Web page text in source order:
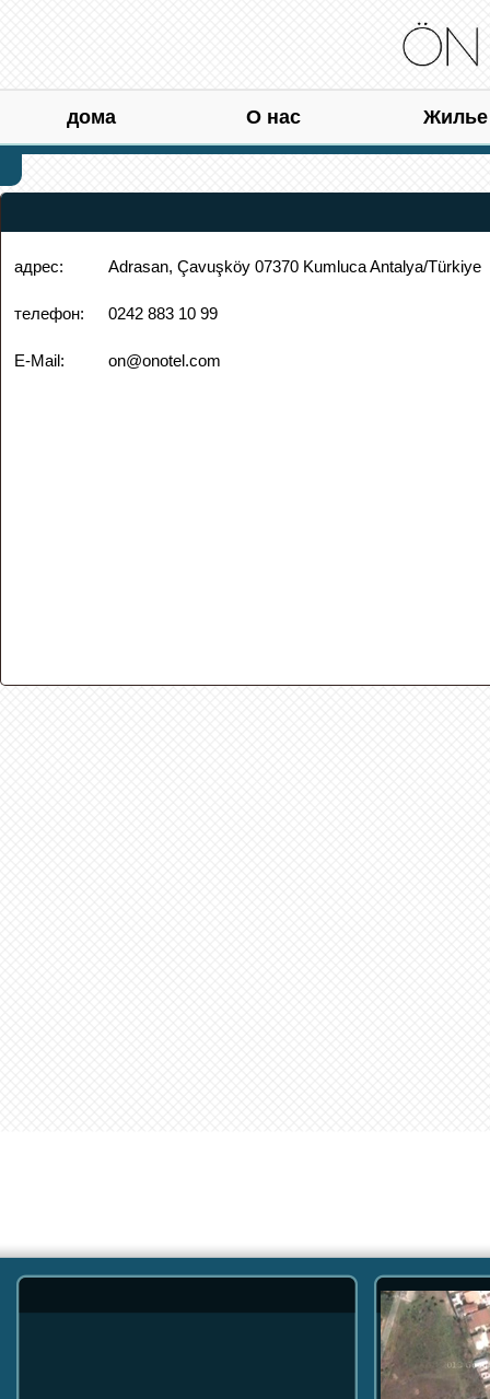
дома О нас Жилье
адрес: Adrasan, Çavuşköy 07370 Kumluca Antalya/Türkiye
телефон: 0242 883 10 99
E-Mail: on@onotel.com